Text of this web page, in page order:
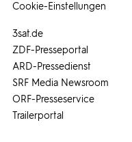
3sat.de
ZDF-Presseportal
ARD-Pressedienst
SRF Media Newsroom
ORF-Presseservice
Trailerportal
Cookie-Einstellungen